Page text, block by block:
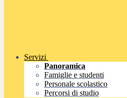
Servizi
Panoramica
Famiglie e studenti
Personale scolastico
Percorsi di studio